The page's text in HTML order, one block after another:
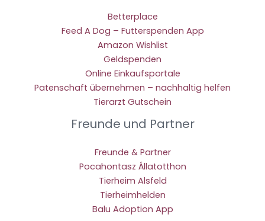
Betterplace
Feed A Dog – Futterspenden App
Amazon Wishlist
Geldspenden
Online Einkaufsportale
Patenschaft übernehmen – nachhaltig helfen
Tierarzt Gutschein
Freunde und Partner
Freunde & Partner
Pocahontasz Állatotthon
Tierheim Alsfeld
Tierheimhelden
Balu Adoption App